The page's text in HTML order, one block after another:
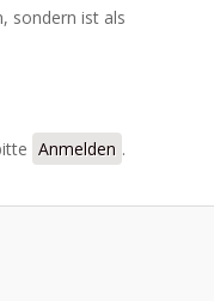
sondern ist als
Anmelden .